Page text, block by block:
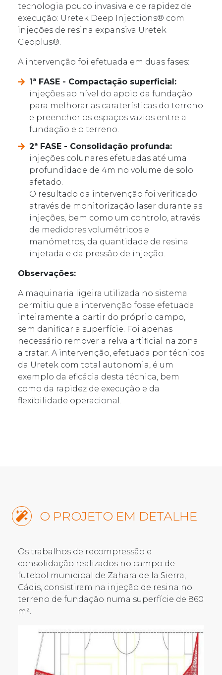
tecnologia pouco invasiva e de rapidez de
execução: Uretek Deep Injections® com
injeções de resina expansiva Uretek
Geoplus®.
A intervenção foi efetuada em duas fases:
1ª FASE - Compactação superficial:
injeções ao nível do apoio da fundação
para melhorar as caraterísticas do terreno
e preencher os espaços vazios entre a
fundação e o terreno.
2ª FASE - Consolidação profunda:
injeções colunares efetuadas até uma
profundidade de 4m no volume de solo
afetado.
O resultado da intervenção foi verificado
através de monitorização laser durante as
injeções, bem como um controlo, através
de medidores volumétricos e
manómetros, da quantidade de resina
injetada e da pressão de injeção.
Observações:
A maquinaria ligeira utilizada no sistema
permitiu que a intervenção fosse efetuada
inteiramente a partir do próprio campo,
sem danificar a superfície. Foi apenas
necessário remover a relva artificial na zona
a tratar. A intervenção, efetuada por técnicos
da Uretek com total autonomia, é um
exemplo da eficácia desta técnica, bem
como da rapidez de execução e da
flexibilidade operacional.
O PROJETO EM DETALHE
Os trabalhos de recompressão e
consolidação realizados no campo de
futebol municipal de Zahara de la Sierra,
Cádis, consistiram na injeção de resina no
terreno de fundação numa superfície de 860
m².